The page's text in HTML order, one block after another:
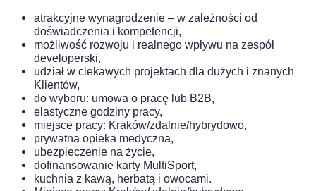
atrakcyjne wynagrodzenie – w zależności od
doświadczenia i kompetencji,
możliwość rozwoju i realnego wpływu na zespół
developerski,
udział w ciekawych projektach dla dużych i znanych
Klientów,
do wyboru: umowa o pracę lub B2B,
elastyczne godziny pracy,
miejsce pracy: Kraków/zdalnie/hybrydowo,
prywatna opieka medyczna,
ubezpieczenie na życie,
dofinansowanie karty MultiSport,
kuchnia z kawą, herbatą i owocami.